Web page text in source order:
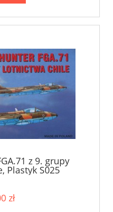
z 9. grupy
Plastyk S025
zł